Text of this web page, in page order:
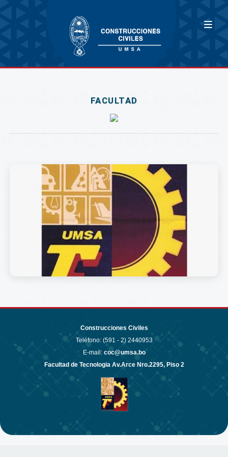
FACULTAD
Construcciones Civiles
Teléfono: (591 - 2) 2440953
E-mail: coc@umsa.bo
Facultad de Tecnologia Av.Arce Nro.2295, Piso 2